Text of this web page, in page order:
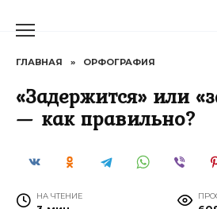
ГЛАВНАЯ » ОРФОГРАФИЯ
«Задержится» или
— как правильно?
НА ЧТЕНИЕ